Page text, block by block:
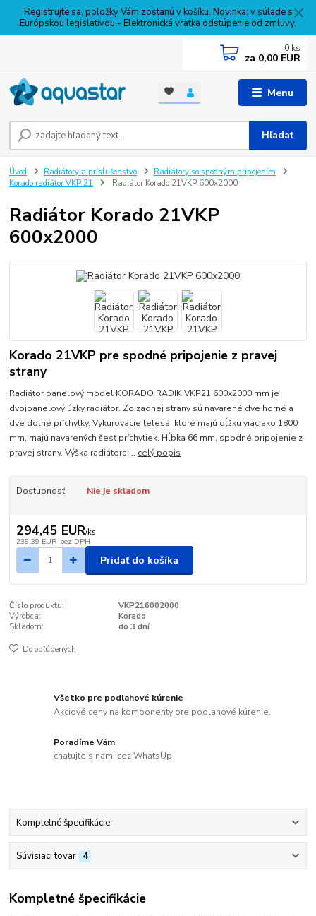
Registrujte sa, položky Vám zostanú v košíku. Novinka: v súlade s
Európskou legislatívou - Elektronická vratka odstúpenie od zmluvy.
Menu
Hľadať
0 ks
za 0,00 EUR
Úvod Radiátory a príslušenstvo
Radiátory so spodným pripojením
Korado radiátor VKP 21
Radiátor Korado 21VKP 600x2000
Radiátor Korado 21VKP
600x2000
Korado 21VKP pre spodné pripojenie z pravej
strany
Radiátor panelový model KORADO RADIK VKP21 600x2000 mm je
dvojpanelový úzky radiátor. Zo zadnej strany sú navarené dve horné a
dve dolné príchytky. Vykurovacie telesá, ktoré majú dĺžku viac ako 1800
mm, majú navarených šesť príchytiek. Hĺbka 66 mm, spodné pripojenie z
pravej strany. Výška radiátora:... celý popis
Dostupnosť Nie je skladom
294,45 EUR/ks
239,39 EUR bez DPH
Pridať do košíka
Číslo produktu:
VKP216002000
Výrobca:
Korado
Skladom:
do 3 dní
Do obľúbených
Všetko pre podlahové kúrenie
Akciové ceny na komponenty pre podlahové kúrenie.
Poradíme Vám
chatujte s nami cez WhatsUp
Kompletné špecifikácie
Súvisiaci tovar 4
Kompletné špecifikácie